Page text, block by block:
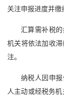
关注申报进度并缴
汇算需补税
机关将依法加收
注。
纳税人因申
人主动或经税务